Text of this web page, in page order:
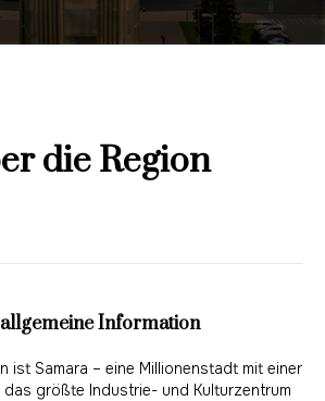
die Region
Information
ist Samara – eine Millionenstadt mit einer
das größte Industrie- und Kulturzentrum